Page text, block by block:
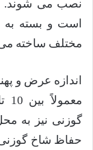
است و بسته به
مختلف ساخته
اندازه عرض و
گوزنی نیز به
حفاظ شاخ